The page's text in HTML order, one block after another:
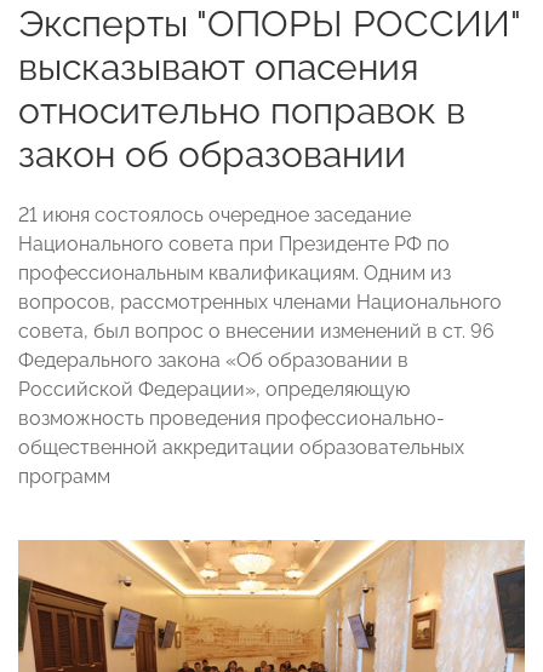
Эксперты "ОПОРЫ РОССИИ"
высказывают опасения
относительно поправок в
закон об образовании
21 июня состоялось очередное заседание
Национального совета при Президенте РФ по
профессиональным квалификациям. Одним из
вопросов, рассмотренных членами Национального
совета, был вопрос о внесении изменений в ст. 96
Федерального закона «Об образовании в
Российской Федерации», определяющую
возможность проведения профессионально-
общественной аккредитации образовательных
программ